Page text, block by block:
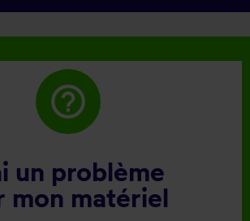
help_outline
un problème
mon matériel